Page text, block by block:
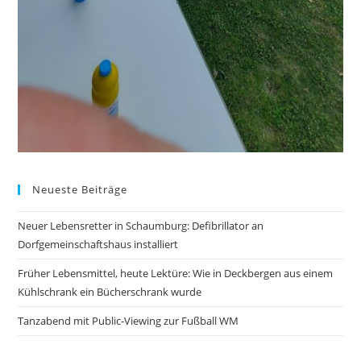
Neueste Beiträge
Neuer Lebensretter in Schaumburg: Defibrillator an
Dorfgemeinschaftshaus installiert
Früher Lebensmittel, heute Lektüre: Wie in Deckbergen aus einem
Kühlschrank ein Bücherschrank wurde
Tanzabend mit Public-Viewing zur Fußball WM